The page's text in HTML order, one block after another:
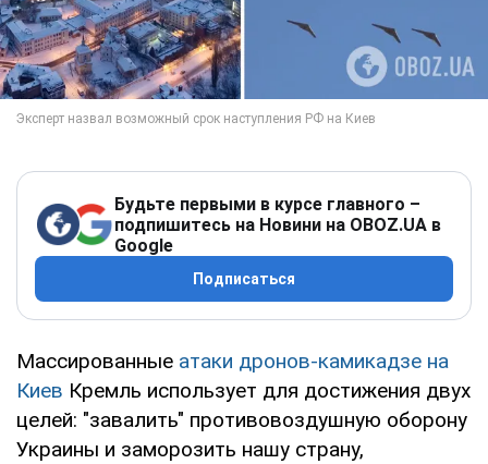
Будьте первыми в курсе главного –
подпишитесь на Новини на OBOZ.UA в
Google
Подписаться
Массированные атаки дронов-камикадзе на
Киев Кремль использует для достижения двух
целей: "завалить" противовоздушную оборону
Украины и заморозить нашу страну,